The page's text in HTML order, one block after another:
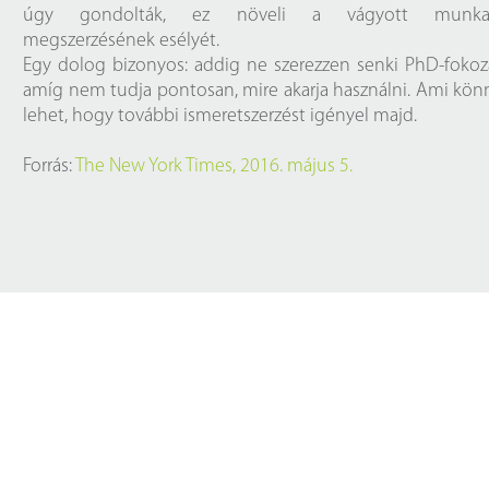
úgy gondolták, ez növeli a vágyott
megszerzésének esélyét.
Egy dolog bizonyos: addig ne szerezzen senki PhD-
amíg nem tudja pontosan, mire akarja használni. Ami
lehet, hogy további ismeretszerzést igényel majd.
Forrás: The New York Times, 2016. május 5.